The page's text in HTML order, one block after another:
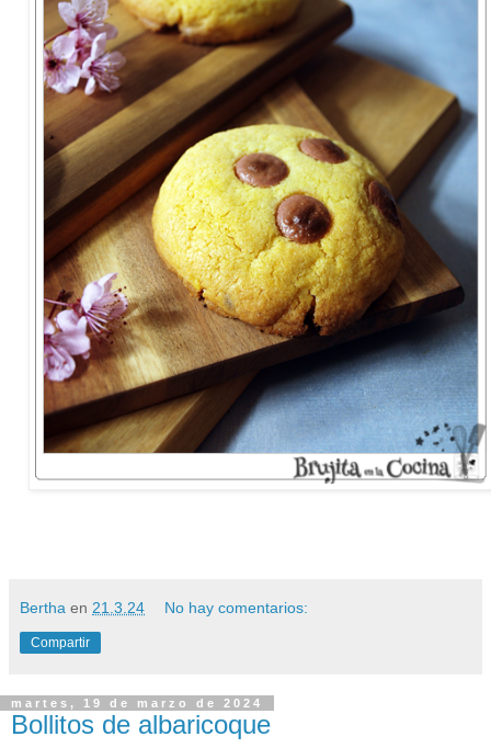
Bertha en 21.3.24 No hay comentarios:
Compartir
martes, 19 de marzo de 2024
Bollitos de albaricoque